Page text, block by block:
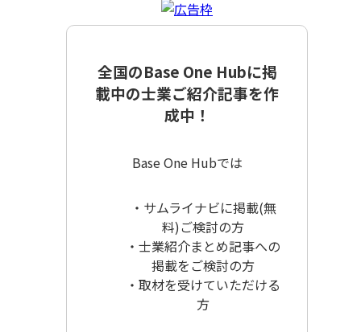
全国のBase One Hubに掲
載中の士業ご紹介記事を作
成中！
Base One Hubでは
・サムライナビに掲載(無
料)ご検討の方
・士業紹介まとめ記事への
掲載をご検討の方
・取材を受けていただける
方